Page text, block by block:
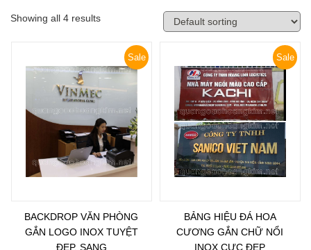
Showing all 4 results
Sale
BACKDROP VĂN PHÒNG
GẮN LOGO INOX TUYỆT
ĐẸP, SANG
Sale
BẢNG HIỆU ĐÁ HOA
CƯƠNG GẮN CHỮ NỔI
INOX CỰC ĐẸP